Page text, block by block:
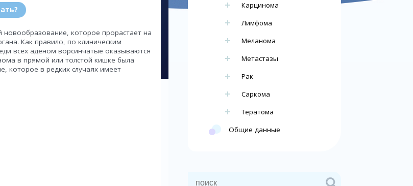
новообразование, которое прорастает на
Как правило, по клиническим
всех аденом ворсинчатые оказываются
в прямой или толстой кишке была
которое в редких случаях имеет
Карцинома
Лимфома
Меланома
Метастазы
Рак
Саркома
Тератома
Общие данные